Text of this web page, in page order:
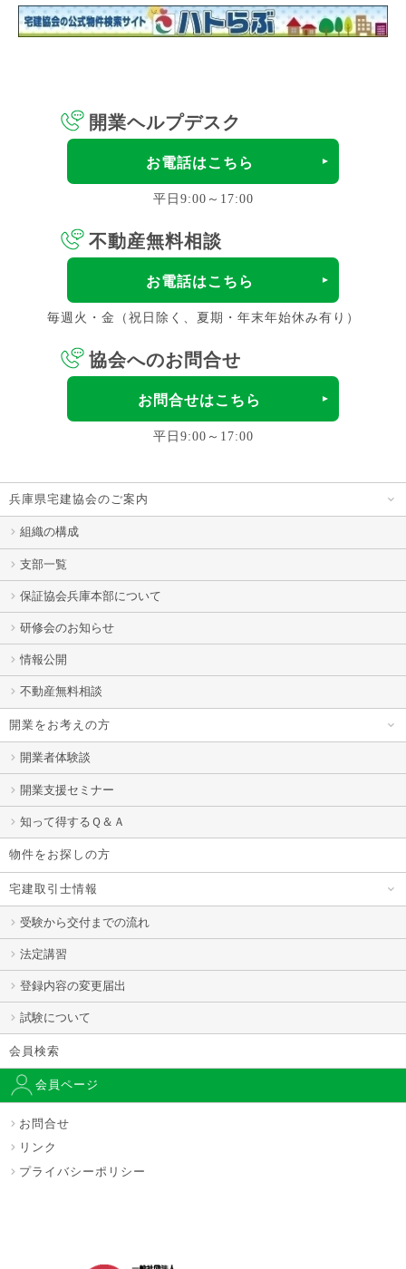
開業ヘルプデスク
お電話はこちら
平日9:00～17:00
不動産無料相談
お電話はこちら
毎週火・金（祝日除く、夏期・年末年始休み有り）
協会へのお問合せ
お問合せはこちら
平日9:00～17:00
兵庫県宅建協会のご案内
組織の構成
支部一覧
保証協会兵庫本部について
研修会のお知らせ
情報公開
不動産無料相談
開業をお考えの方
開業者体験談
開業支援セミナー
知って得するＱ＆Ａ
物件をお探しの方
宅建取引士情報
受験から交付までの流れ
法定講習
登録内容の変更届出
試験について
会員検索
会員ページ
お問合せ
リンク
プライバシーポリシー